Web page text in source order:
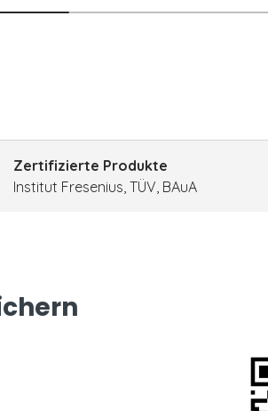
Zertifizierte Produkte
Institut Fresenius, TÜV, BAuA